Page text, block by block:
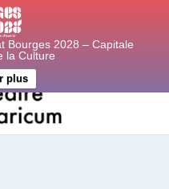
Bourges 2028 – Capitale
la Culture
plus